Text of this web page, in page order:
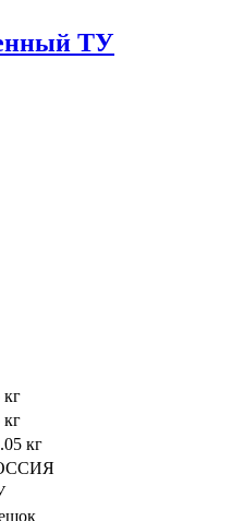
ТУ
кг
кг
кг